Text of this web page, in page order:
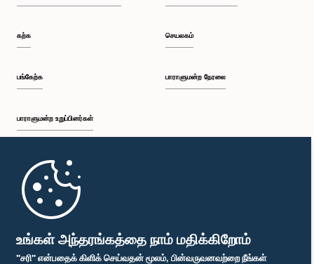
உங்கள் அந்தரங்கத்தை நாம் மதிக்கிறோம்
"சரி" என்பதைக் கிளிக் செய்வதன் மூலம், பின்வருவனவற்றை நீங்கள்
கற்க
பங்கேற்க
பாராளுமன்ற உறுப்பினர்கள்
முதற்பக்கம்
செயலகம்
பாராளுமன்ற நேரலை
பாராளுமன்ற கையடக்க செயலி